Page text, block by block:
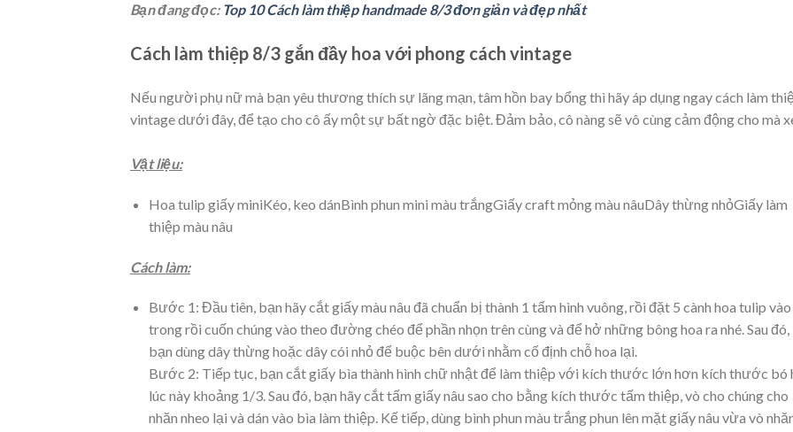
Bạn đang đọc: Top 10 Cách làm thiệp handmade 8/3 đơn giản và đẹp nhất
Cách làm thiệp 8/3 gắn đầy hoa với phong cách vintage
Nếu người phụ nữ mà bạn yêu thương thích sự lãng mạn, tâm hồn bay bổng thì hãy áp dụng ngay cách làm
vintage dưới đây, để tạo cho cô ấy một sự bất ngờ đặc biệt. Đảm bảo, cô nàng sẽ vô cùng cảm động cho mà
Vật liệu:
Hoa tulip giấy miniKéo, keo dánBình phun mini màu trắngGiấy craft mỏng màu nâuDây thừng nhỏGiấy làm
thiệp màu nâu
Cách làm:
Bước 1: Đầu tiên, bạn hãy cắt giấy màu nâu đã chuẩn bị thành 1 tấm hình vuông, rồi đặt 5 cành hoa tulip vào
trong rồi cuốn chúng vào theo đường chéo để phần nhọn trên cùng và để hở những bông hoa ra nhé. Sau đó,
bạn dùng dây thừng hoặc dây cói nhỏ để buộc bên dưới nhằm cố định chỗ hoa lại.
Bước 2: Tiếp tục, bạn cắt giấy bìa thành hình chữ nhật để làm thiệp với kích thước lớn hơn kích thước bó
lúc này khoảng 1/3. Sau đó, bạn hãy cắt tấm giấy nâu sao cho bằng kích thước tấm thiệp, vò cho chúng cho
nhăn nheo lại và dán vào bìa làm thiệp. Kế tiếp, dùng bình phun màu trắng phun lên mặt giấy nâu vừa vò